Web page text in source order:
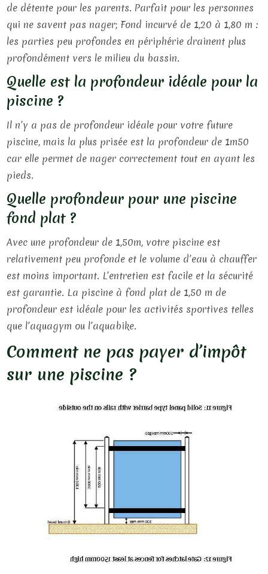
de détente pour les parents. Parfait pour les personnes
qui ne savent pas nager; Fond incurvé de 1,20 à 1,80 m :
les parties peu profondes en périphérie drainent plus
profondément vers le milieu du bassin.
Quelle est la profondeur idéale pour la
piscine ?
Il n’y a pas de profondeur idéale pour votre future
piscine, mais la plus prisée est la profondeur de 1m50
car elle permet de nager correctement tout en ayant les
pieds.
Quelle profondeur pour une piscine
fond plat ?
Avec une profondeur de 1,50m, votre piscine est
relativement peu profonde et le volume d’eau à chauffer
est moins important. L’entretien est facile et la sécurité
est garantie. La piscine à fond plat de 1,50 m de
profondeur est idéale pour les activités sportives telles
que l’aquagym ou l’aquabike.
Comment ne pas payer d’impôt
sur une piscine ?